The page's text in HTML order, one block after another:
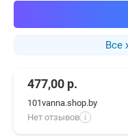
Все
477,00 р.
101vanna.shop.by
Нет отзывов i